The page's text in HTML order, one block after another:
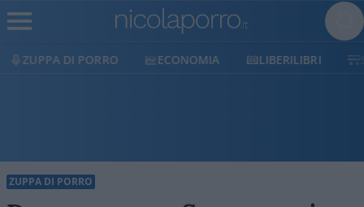
ZUPPA DI PORRO ECONOMIA LIBERILIBRI
ZUPPA DI PORRO